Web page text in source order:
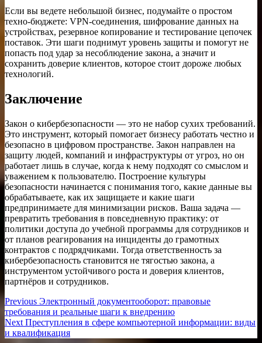
Если вы ведете небольшой бизнес, подумайте о простом
техно-бюджете: VPN-соединения, шифрование данных на
устройствах, резервное копирование и тестирование цепочек
поставок. Эти шаги поднимут уровень защиты и помогут не
попасть под удар за несоблюдение закона, а значит и
сохранить доверие клиентов, которое стоит дороже любых
технологий.
Заключение
Закон о кибербезопасности — это не набор сухих требований.
Это инструмент, который помогает бизнесу работать честно и
безопасно в цифровом пространстве. Закон направлен на
защиту людей, компаний и инфраструктуры от угроз, но он
работает лишь в случае, когда к нему подходят со смыслом и
уважением к пользователю. Построение культуры
безопасности начинается с понимания того, какие данные вы
обрабатываете, как их защищаете и какие шаги
предпринимаете для минимизации рисков. Ваша задача —
превратить требования в повседневную практику: от
политики доступа до учебной программы для сотрудников и
от планов реагирования на инциденты до грамотных
контрактов с подрядчиками. Тогда ответственность за
кибербезопасность становится не тягостью закона, а
инструментом устойчивого роста и доверия клиентов,
партнёров и сотрудников.
Навигация
по
записям
Previous Previous
post:
Электронный документооборот: правовые
требования и реальные шаги к внедрению
Next Next
post:
Преступления в сфере компьютерной информации: виды
и квалификация